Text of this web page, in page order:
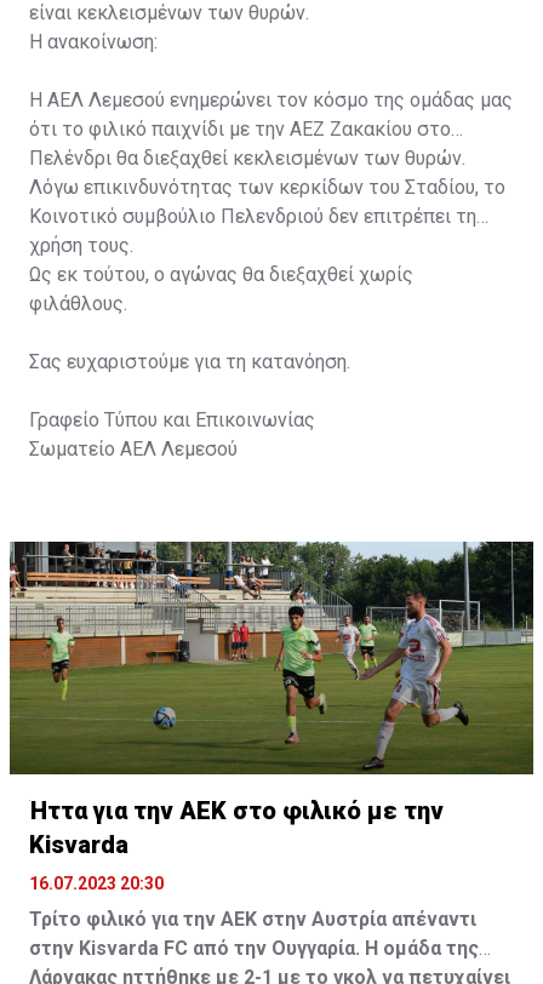
είναι κεκλεισμένων των θυρών.
Η ανακοίνωση:
Η ΑΕΛ Λεμεσού ενημερώνει τον κόσμο της ομάδας μας
ότι το φιλικό παιχνίδι με την ΑΕΖ Ζακακίου στο
Πελένδρι θα διεξαχθεί κεκλεισμένων των θυρών.
Λόγω επικινδυνότητας των κερκίδων του Σταδίου, το
Κοινοτικό συμβούλιο Πελενδριού δεν επιτρέπει τη
χρήση τους.
Ως εκ τούτου, ο αγώνας θα διεξαχθεί χωρίς
φιλάθλους.
Σας ευχαριστούμε για τη κατανόηση.
Γραφείο Τύπου και Επικοινωνίας
Σωματείο ΑΕΛ Λεμεσού
Ήττα για την ΑΕΚ στο φιλικό με την
Kisvarda
16.07.2023 20:30
Τρίτο φιλικό για την ΑΕΚ στην Αυστρία απέναντι
στην Kisvarda FC από την Ουγγαρία. Η ομάδα της
Λάρνακας ηττήθηκε με 2-1 με το γκολ να πετυχαίνει